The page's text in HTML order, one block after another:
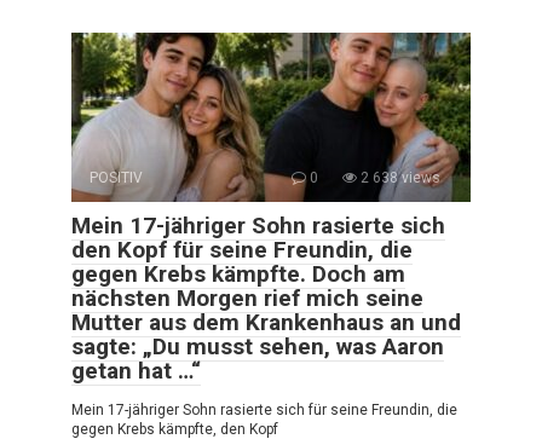
POSITIV 0 2 638 views
Mein 17-jähriger Sohn rasierte sich
den Kopf für seine Freundin, die
gegen Krebs kämpfte. Doch am
nächsten Morgen rief mich seine
Mutter aus dem Krankenhaus an und
sagte: „Du musst sehen, was Aaron
getan hat …“
Mein 17-jähriger Sohn rasierte sich für seine Freundin, die
gegen Krebs kämpfte, den Kopf